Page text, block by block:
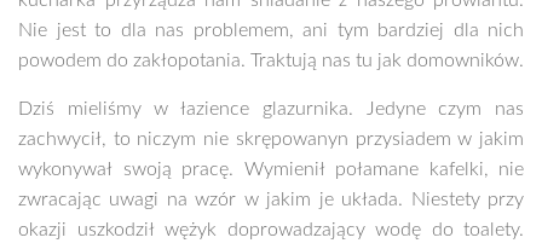
Nie jest to dla nas problemem, ani tym bardziej dla nich
powodem do zakłopotania. Traktują nas tu jak domowników.
Dziś mieliśmy w łazience glazurnika. Jedyne czym nas
zachwycił, to niczym nie skrępowanyn przysiadem w jakim
wykonywał swoją pracę. Wymienił połamane kafelki, nie
zwracając uwagi na wzór w jakim je układa. Niestety przy
okazji uszkodził wężyk doprowadzający wodę do toalety.